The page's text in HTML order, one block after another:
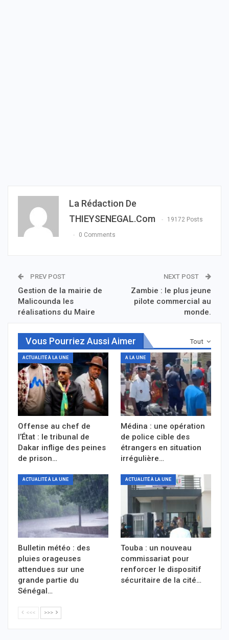
La Rédaction De
THIEYSENEGAL.com
19172 Posts
0 Comments
PREV POST
Gestion de la mairie de
Malicounda les
réalisations du Maire
NEXT POST
Zambie : le plus jeune
pilote commercial au
monde.
Tout
Vous Pourriez Aussi Aimer
ACTUALITÉ À LA UNE
Offense au chef de
l’État : le tribunal de
Dakar inflige des peines
de prison…
A LA UNE
Médina : une opération
de police cible des
étrangers en situation
irrégulière…
ACTUALITÉ À LA UNE
Bulletin météo : des
pluies orageuses
attendues sur une
grande partie du
Sénégal…
ACTUALITÉ À LA UNE
Touba : un nouveau
commissariat pour
renforcer le dispositif
sécuritaire de la cité…
<<< >>>